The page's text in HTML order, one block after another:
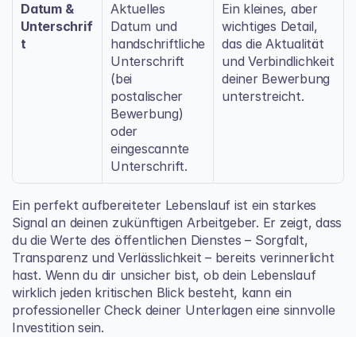
Datum &
Unterschrif
t
Aktuelles
Datum und
handschriftliche
Unterschrift
(bei
postalischer
Bewerbung)
oder
eingescannte
Unterschrift.
Ein kleines, aber
wichtiges Detail,
das die Aktualität
und Verbindlichkeit
deiner Bewerbung
unterstreicht.
Ein perfekt aufbereiteter Lebenslauf ist ein starkes
Signal an deinen zukünftigen Arbeitgeber. Er zeigt, dass
du die Werte des öffentlichen Dienstes – Sorgfalt,
Transparenz und Verlässlichkeit – bereits verinnerlicht
hast. Wenn du dir unsicher bist, ob dein Lebenslauf
wirklich jeden kritischen Blick besteht, kann ein
professioneller Check deiner Unterlagen eine sinnvolle
Investition sein.